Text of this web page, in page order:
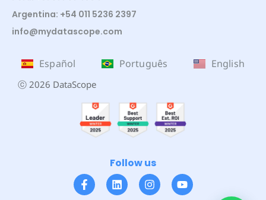
Argentina: +54 011 5236 2397
info@mydatascope.com
Español Português English
ⓒ 2026 DataScope
Follow us